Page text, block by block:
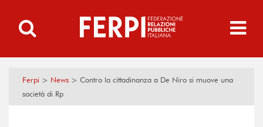
Ferpi > News > Contro la cittadinanza a De Niro si muove una
società di Rp